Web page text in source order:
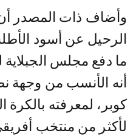
وأضاف ذات المصدر
الرحيل عن أسود
ما دفع مجلس
أنه الأنسب من وجهة
كوبر، لمعرفته بالكرة
لأكثر من منتخب